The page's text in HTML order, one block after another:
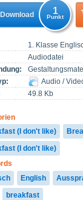
1. Klasse
Audiodatei
Audio /
49.8 Kb
(I don't like)
(I don't like)
English
breakfast
Download 1
Punkt